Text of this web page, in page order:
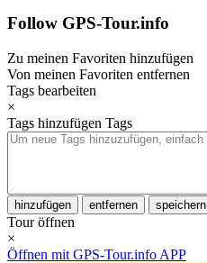
Follow GPS-Tour.info
Zu meinen Favoriten hinzufügen
Von meinen Favoriten entfernen
Tags bearbeiten
×
Tags hinzufügen Tags
hinzufügen entfernen speichern
Tour öffnen
×
Öffnen mit GPS-Tour.info APP